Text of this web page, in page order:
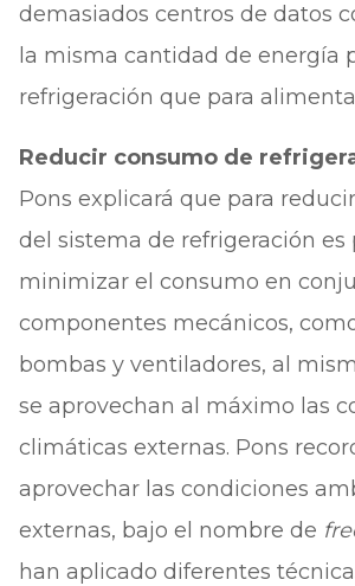
demasiados centros de datos
la misma cantidad de energía
refrigeración que para
Reducir consumo de
Pons explicará que para
del sistema de refrigeración es
minimizar el consumo en
componentes mecánicos,
bombas y ventiladores, al
se aprovechan al máximo las
climáticas externas. Pons
aprovechar las condiciones
externas, bajo el nombre de
han aplicado diferentes